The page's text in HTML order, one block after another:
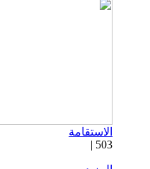
الاستقامة
503 |